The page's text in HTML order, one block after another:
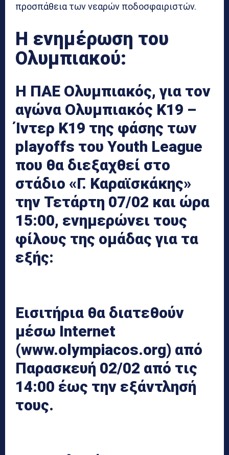
προσπάθεια των νεαρών ποδοσφαιριστών.
Η ενημέρωση του
Ολυμπιακού:
H ΠΑΕ Ολυμπιακός, για τον
αγώνα Ολυμπιακός Κ19 –
Ίντερ K19 της φάσης των
playoffs του Youth League
που θα διεξαχθεί στο
στάδιο «Γ. Καραϊσκάκης»
την Τετάρτη 07/02 και ώρα
15:00, ενημερώνει τους
φίλους της ομάδας για τα
εξής:
Εισιτήρια θα διατεθούν
μέσω Internet
(www.olympiacos.org) από
Παρασκευή 02/02 από τις
14:00 έως την εξάντλησή
τους.